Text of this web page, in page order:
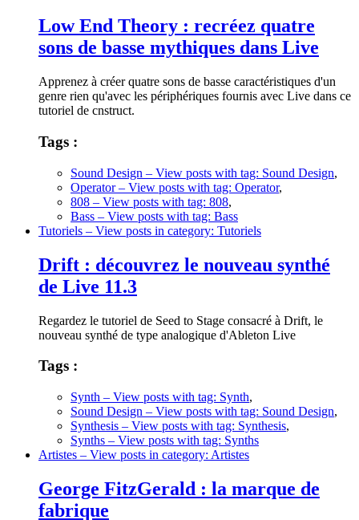
Low End Theory : recréez quatre
sons de basse mythiques dans Live
Apprenez à créer quatre sons de basse caractéristiques d'un
genre rien qu'avec les périphériques fournis avec Live dans ce
tutoriel de cnstruct.
Tags :
Sound Design – View posts with tag: Sound Design,
Operator– View posts with tag: Operator,
808 – View posts with tag: 808,
Bass – View posts with tag: Bass
Tutoriels – View posts in category: Tutoriels
Drift : découvrez le nouveau synthé
de Live 11.3
Regardez le tutoriel de Seed to Stage consacré à Drift, le
nouveau synthé de type analogique d'Ableton Live
Tags :
Synth – View posts with tag: Synth,
Sound Design – View posts with tag: Sound Design,
Synthesis – View posts with tag: Synthesis,
Synths – View posts with tag: Synths
Artistes – View posts in category: Artistes
George FitzGerald : la marque de
fabrique